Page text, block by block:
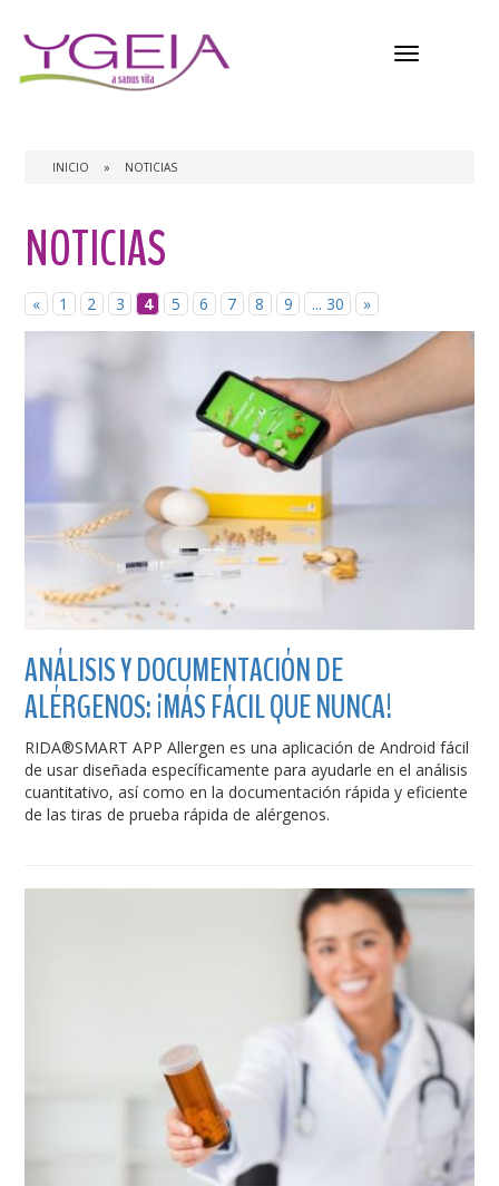
Menú
INICIO » NOTICIAS
NOTICIAS
« 1 2 3 4 5 6 7 8 9 ... 30 »
ANÁLISIS Y DOCUMENTACIÓN DE
ALÉRGENOS: ¡MÁS FÁCIL QUE NUNCA!
RIDA®SMART APP Allergen es una aplicación de Android fácil
de usar diseñada específicamente para ayudarle en el análisis
cuantitativo, así como en la documentación rápida y eficiente
de las tiras de prueba rápida de alérgenos.